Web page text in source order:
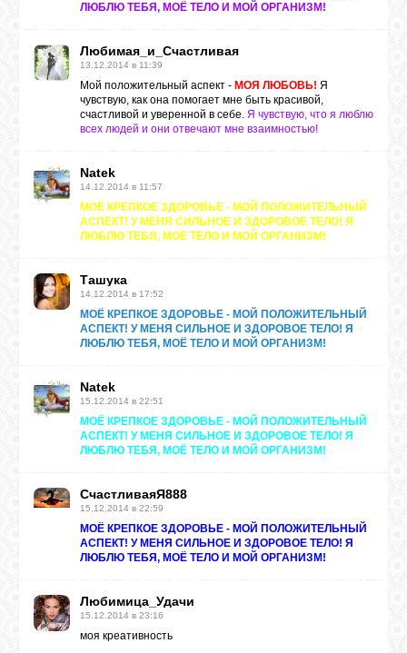
TWITTER
ЛЮБЛЮ ТЕБЯ, МОЁ ТЕЛО И МОЙ ОРГАНИЗМ!
Любимая_и_Счастливая
13.12.2014 в 11:39
Мой положительный аспект - МОЯ ЛЮБОВЬ! Я
чувствую, как она помогает мне быть красивой,
счастливой и уверенной в себе. Я чувствую, что я люблю
всех людей и они отвечают мне взаимностью!
Natek
14.12.2014 в 11:57
МОЁ КРЕПКОЕ ЗДОРОВЬЕ - МОЙ ПОЛОЖИТЕЛЬНЫЙ
АСПЕКТ! У МЕНЯ СИЛЬНОЕ И ЗДОРОВОЕ ТЕЛО! Я
ЛЮБЛЮ ТЕБЯ, МОЁ ТЕЛО И МОЙ ОРГАНИЗМ!
Ташука
14.12.2014 в 17:52
МОЁ КРЕПКОЕ ЗДОРОВЬЕ - МОЙ ПОЛОЖИТЕЛЬНЫЙ
АСПЕКТ! У МЕНЯ СИЛЬНОЕ И ЗДОРОВОЕ ТЕЛО! Я
ЛЮБЛЮ ТЕБЯ, МОЁ ТЕЛО И МОЙ ОРГАНИЗМ!
Natek
15.12.2014 в 22:51
МОЁ КРЕПКОЕ ЗДОРОВЬЕ - МОЙ ПОЛОЖИТЕЛЬНЫЙ
АСПЕКТ! У МЕНЯ СИЛЬНОЕ И ЗДОРОВОЕ ТЕЛО! Я
ЛЮБЛЮ ТЕБЯ, МОЁ ТЕЛО И МОЙ ОРГАНИЗМ!
СчастливаяЯ888
15.12.2014 в 22:59
МОЁ КРЕПКОЕ ЗДОРОВЬЕ - МОЙ ПОЛОЖИТЕЛЬНЫЙ
АСПЕКТ! У МЕНЯ СИЛЬНОЕ И ЗДОРОВОЕ ТЕЛО! Я
ЛЮБЛЮ ТЕБЯ, МОЁ ТЕЛО И МОЙ ОРГАНИЗМ!
Любимица_Удачи
15.12.2014 в 23:16
моя креативность